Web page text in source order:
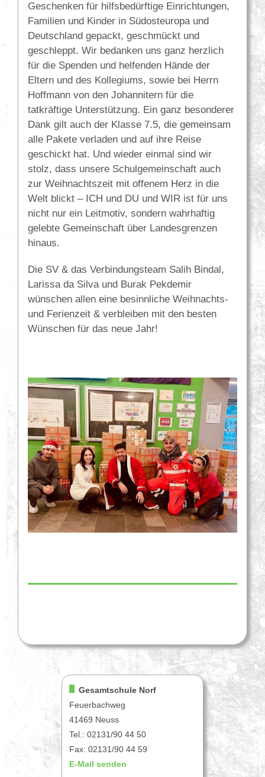
Geschenken für hilfsbedürftige Einrichtungen,
Familien und Kinder in Südosteuropa und
Deutschland gepackt, geschmückt und
geschleppt. Wir bedanken uns ganz herzlich
für die Spenden und helfenden Hände der
Eltern und des Kollegiums, sowie bei Herrn
Hoffmann von den Johannitern für die
tatkräftige Unterstützung. Ein ganz besonderer
Dank gilt auch der Klasse 7.5, die gemeinsam
alle Pakete verladen und auf ihre Reise
geschickt hat. Und wieder einmal sind wir
stolz, dass unsere Schulgemeinschaft auch
zur Weihnachtszeit mit offenem Herz in die
Welt blickt – ICH und DU und WIR ist für uns
nicht nur ein Leitmotiv, sondern wahrhaftig
gelebte Gemeinschaft über Landesgrenzen
hinaus.
Die SV & das Verbindungsteam Salih Bindal,
Larissa da Silva und Burak Pekdemir
wünschen allen eine besinnliche Weihnachts-
und Ferienzeit & verbleiben mit den besten
Wünschen für das neue Jahr!
Gesamtschule Norf
Feuerbachweg
41469 Neuss
Tel.: 02131/90 44 50
Fax: 02131/90 44 59
E-Mail senden